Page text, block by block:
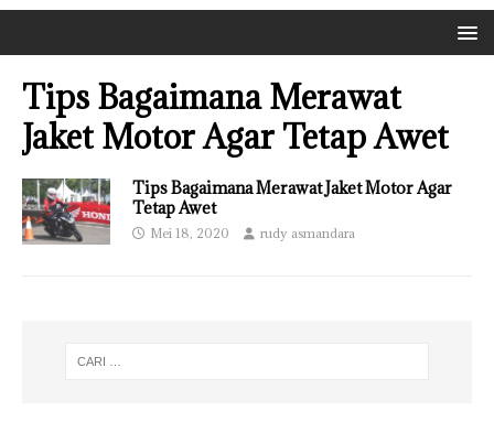
Tips Bagaimana Merawat
Jaket Motor Agar Tetap Awet
Tips Bagaimana Merawat Jaket Motor Agar
Tetap Awet
Mei 18, 2020 rudy asmandara